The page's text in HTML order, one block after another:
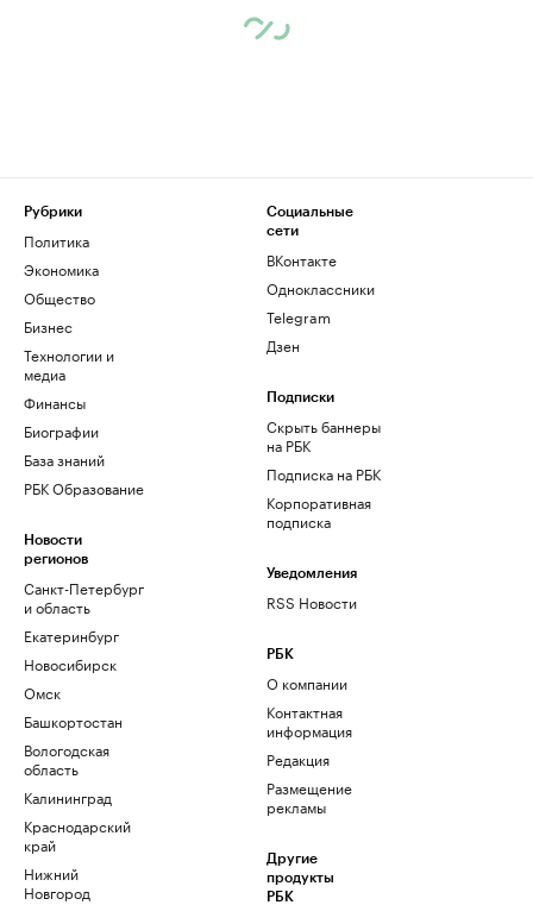
Рубрики
Политика
Экономика
Общество
Бизнес
Технологии и
медиа
Финансы
Биографии
База знаний
РБК Образование
Новости
регионов
Санкт-Петербург
и область
Екатеринбург
Новосибирск
Омск
Башкортостан
Вологодская
область
Калининград
Краснодарский
край
Нижний
Новгород
Социальные
сети
ВКонтакте
Одноклассники
Telegram
Дзен
Подписки
Скрыть баннеры
на РБК
Подписка на РБК
Корпоративная
подписка
Уведомления
RSS Новости
РБК
О компании
Контактная
информация
Редакция
Размещение
рекламы
Другие
продукты
РБК